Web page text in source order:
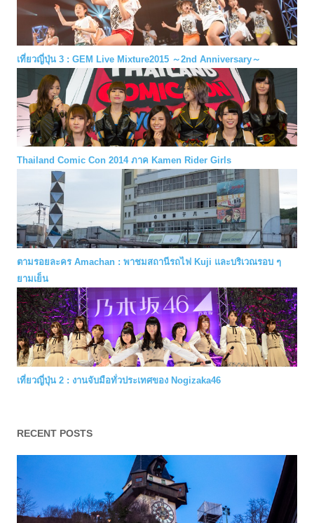
เที่ยวญี่ปุ่น 3 : GEM Live Mixture2015 ～2nd Anniversary～
Thailand Comic Con 2014 ภาค Kamen Rider Girls
ตามรอยละคร Amachan : พาชมสถานีรถไฟ Kuji และบริเวณรอบ ๆ
ยามเย็น
เที่ยวญี่ปุ่น 2 : งานจับมือทั่วประเทศของ Nogizaka46
RECENT POSTS